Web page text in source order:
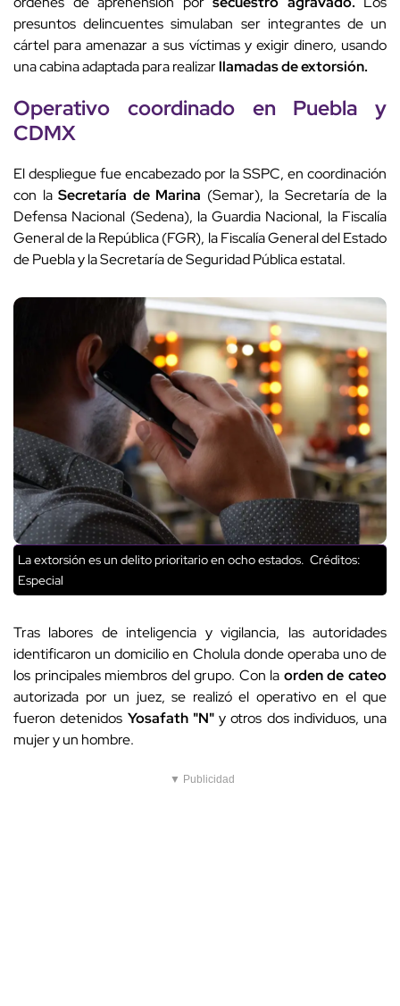
presuntos delincuentes simulaban ser integrantes de un
cártel para amenazar a sus víctimas y exigir dinero, usando
una cabina adaptada para realizarllamadas de extorsión.
Operativo coordinadoen Puebla y
CDMX
El despliegue fue encabezado por la SSPC, en coordinación
con laSecretaría de Marina (Semar), la Secretaría de la
Defensa Nacional (Sedena), la Guardia Nacional, la Fiscalía
General de la República (FGR), la Fiscalía General del Estado
de Puebla y la Secretaría de Seguridad Pública estatal.
La extorsión es un delito prioritario en ocho estados. Créditos:
Especial
Tras labores de inteligencia y vigilancia, las autoridades
identificaron un domicilio en Cholula donde operaba uno de
los principales miembros del grupo. Con la orden de cateo
autorizada por un juez, se realizó el operativo en el que
fueron detenidos Yosafath "N"y otros dos individuos, una
mujer y un hombre.
▼ Publicidad